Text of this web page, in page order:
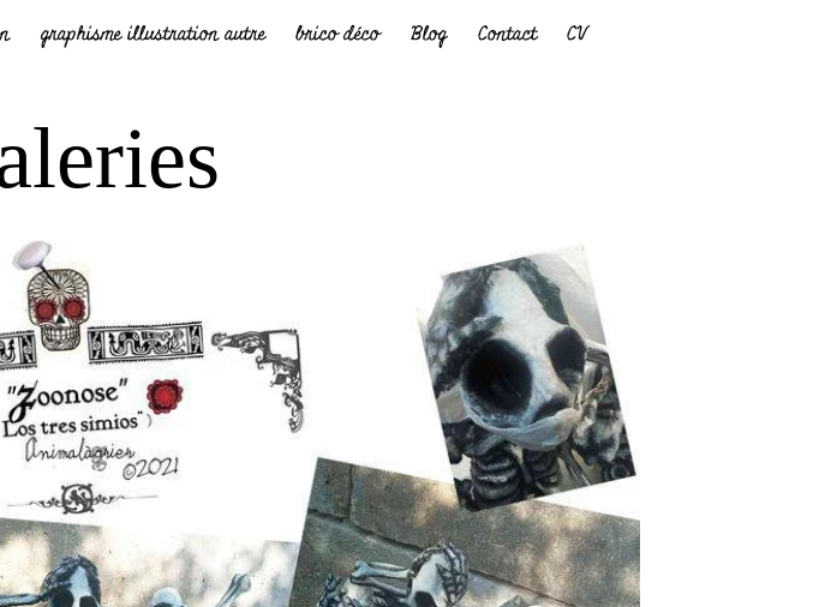
graphisme illustration autre brico déco Blog Contact CV